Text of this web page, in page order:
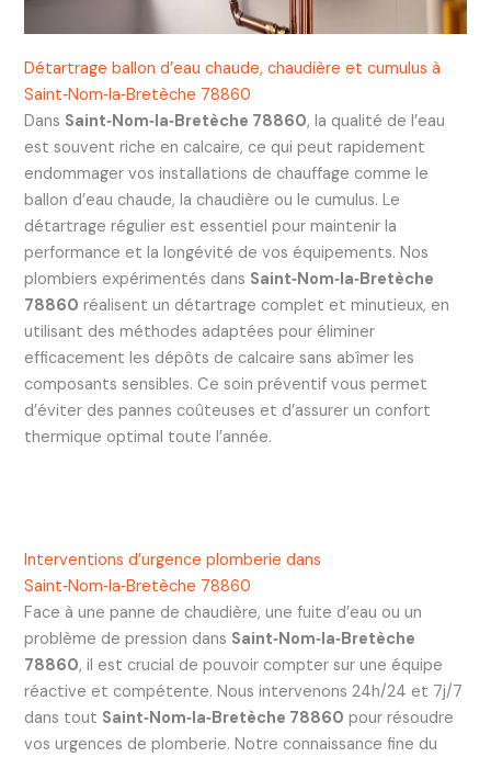
Détartrage ballon d’eau chaude, chaudière et cumulus à
Saint‑Nom‑la‑Bretèche 78860
Dans Saint‑Nom‑la‑Bretèche 78860, la qualité de l’eau
est souvent riche en calcaire, ce qui peut rapidement
endommager vos installations de chauffage comme le
ballon d’eau chaude, la chaudière ou le cumulus. Le
détartrage régulier est essentiel pour maintenir la
performance et la longévité de vos équipements. Nos
plombiers expérimentés dans Saint‑Nom‑la‑Bretèche
78860 réalisent un détartrage complet et minutieux, en
utilisant des méthodes adaptées pour éliminer
efficacement les dépôts de calcaire sans abîmer les
composants sensibles. Ce soin préventif vous permet
d’éviter des pannes coûteuses et d’assurer un confort
thermique optimal toute l’année.
Interventions d’urgence plomberie dans
Saint‑Nom‑la‑Bretèche 78860
Face à une panne de chaudière, une fuite d’eau ou un
problème de pression dans Saint‑Nom‑la‑Bretèche
78860, il est crucial de pouvoir compter sur une équipe
réactive et compétente. Nous intervenons 24h/24 et 7j/7
dans tout Saint‑Nom‑la‑Bretèche 78860 pour résoudre
vos urgences de plomberie. Notre connaissance fine du